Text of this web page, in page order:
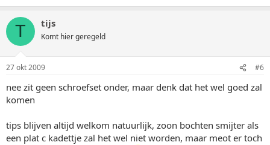
T tijs
Komt hier geregeld
27 okt 2009 #6
nee zit geen schroefset onder, maar denk dat het wel goed zal
komen
tips blijven altijd welkom natuurlijk, zoon bochten smijter als
een plat c kadettje zal het wel niet worden, maar meot er toch